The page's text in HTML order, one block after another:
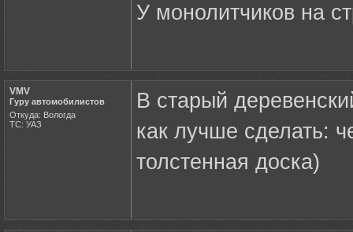
У монолитчиков на
VMV
Гуру автомобилистов
Откуда: Вологда
ТС: УАЗ
В старый
как лучше сделать:
толстенная доска)